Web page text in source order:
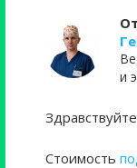
и
Стоимость